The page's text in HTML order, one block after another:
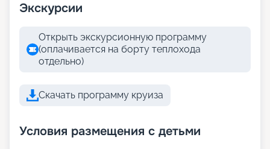
Экскурсии
Открыть экскурсионную программу
(оплачивается на борту теплохода
отдельно)
Скачать программу круиза
Условия размещения с детьми